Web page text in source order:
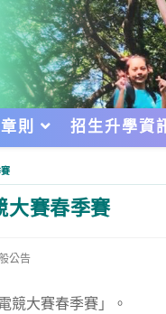
則 招生升學資
大賽春季賽
公告
競大賽春季賽」。